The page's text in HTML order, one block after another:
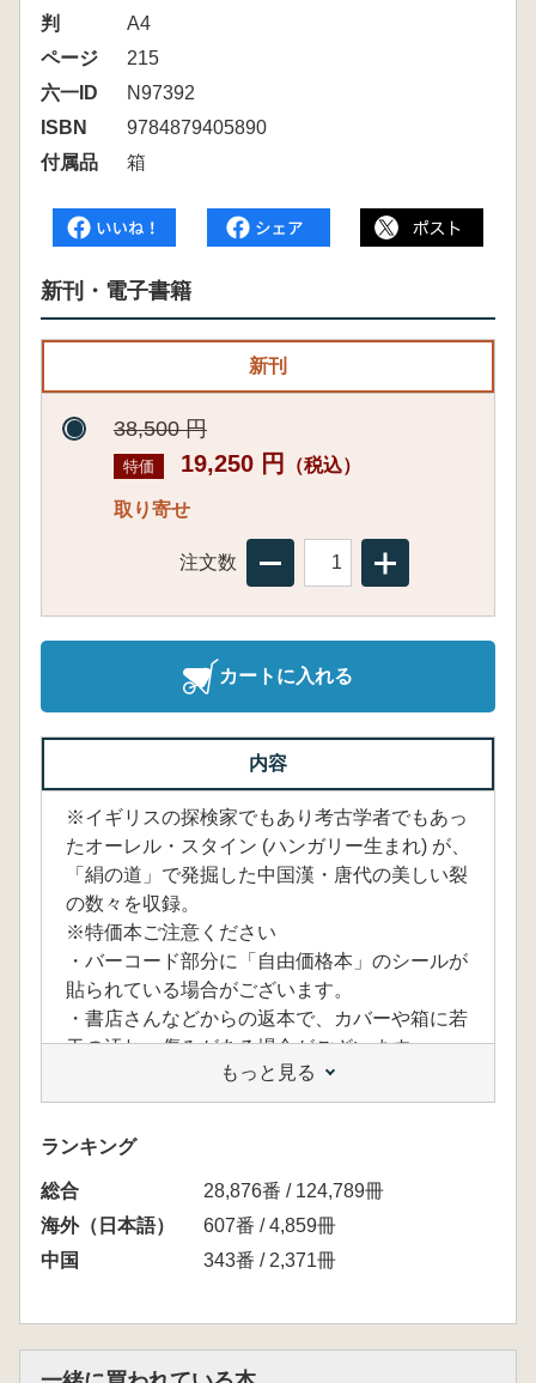
判
A4
ページ
215
六一ID
N97392
ISBN
9784879405890
付属品
箱
新刊・電子書籍
新刊
38,500 円
特価 19,250 円 （税込）
取り寄せ
注文数
カートに入れる
内容
※イギリスの探検家でもあり考古学者でもあっ
たオーレル・スタイン (ハンガリー生まれ) が、
「絹の道」で発掘した中国漢・唐代の美しい裂
の数々を収録。
※特価本ご注意ください
・バーコード部分に「自由価格本」のシールが
貼られている場合がございます。
・書店さんなどからの返本で、カバーや箱に若
干の汚れ・傷みがある場合がございます。
・取寄せの場合は、すでに品切れとなってしま
っている可能性がございますのでご了承くださ
い。
もっと見る
ランキング
総合
28,876番 / 124,789冊
海外（日本語）
607番 / 4,859冊
中国
343番 / 2,371冊